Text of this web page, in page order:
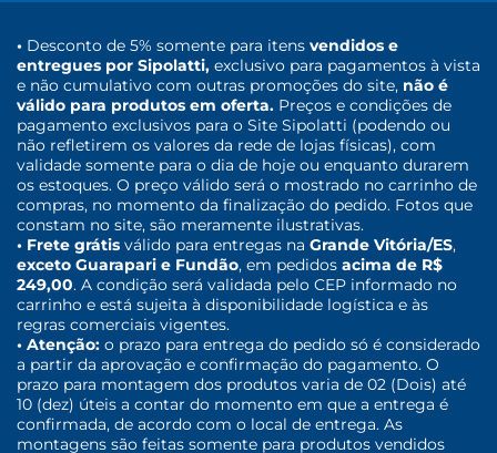
• Desconto de 5% somente para itens vendidos e
entregues por Sipolatti, exclusivo para pagamentos à vista
e não cumulativo com outras promoções do site, não é
válido para produtos em oferta. Preços e condições de
pagamento exclusivos para o Site Sipolatti (podendo ou
não refletirem os valores da rede de lojas físicas), com
validade somente para o dia de hoje ou enquanto durarem
os estoques. O preço válido será o mostrado no carrinho de
compras, no momento da finalização do pedido. Fotos que
constam no site, são meramente ilustrativas.
• Frete grátis válido para entregas na Grande Vitória/ES,
exceto Guarapari e Fundão, em pedidos acima de R$
249,00. A condição será validada pelo CEP informado no
carrinho e está sujeita à disponibilidade logística e às
regras comerciais vigentes.
• Atenção: o prazo para entrega do pedido só é considerado
a partir da aprovação e confirmação do pagamento. O
prazo para montagem dos produtos varia de 02 (Dois) até
10 (dez) úteis a contar do momento em que a entrega é
confirmada, de acordo com o local de entrega. As
montagens são feitas somente para produtos vendidos